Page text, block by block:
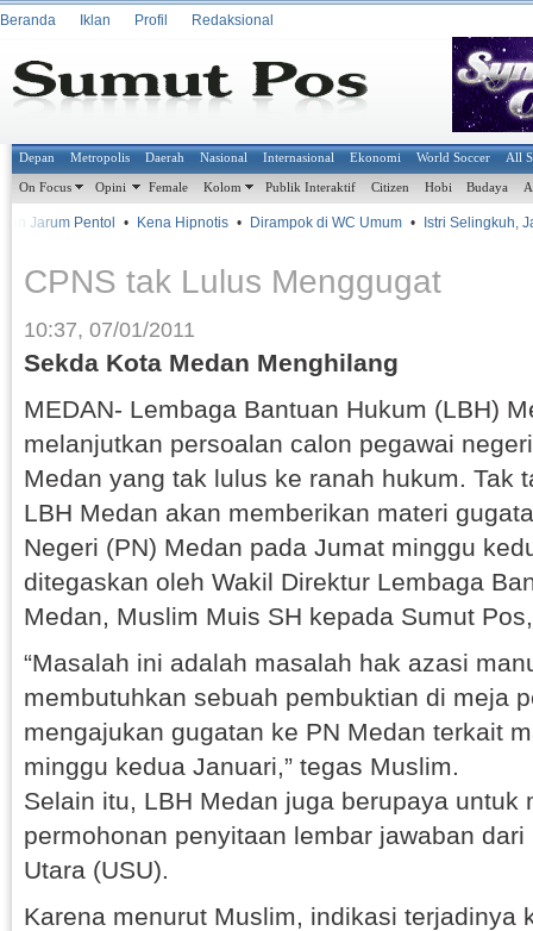
Beranda Iklan Profil Redaksional
Depan Metropolis Daerah Nasional Internasional Ekonomi World Soccer All
On Focus Opini Female Kolom Publik Interaktif Citizen Hobi Budaya
Jarum Pentol • Kena Hipnotis • Dirampok di WC Umum • Istri Selingkuh,
CPNS tak Lulus Menggugat
10:37, 07/01/2011
Sekda Kota Medan Menghilang
MEDAN- Lembaga Bantuan Hukum (LBH)
melanjutkan persoalan calon pegawai
Medan yang tak lulus ke ranah hukum. Tak
LBH Medan akan memberikan materi
Negeri (PN) Medan pada Jumat minggu
ditegaskan oleh Wakil Direktur Lembaga
Medan, Muslim Muis SH kepada Sumut
“Masalah ini adalah masalah hak azasi
membutuhkan sebuah pembuktian di meja
mengajukan gugatan ke PN Medan terkait
minggu kedua Januari,” tegas Muslim.
Selain itu, LBH Medan juga berupaya untuk
permohonan penyitaan lembar jawaban
Utara (USU).
Karena menurut Muslim, indikasi terjadinya